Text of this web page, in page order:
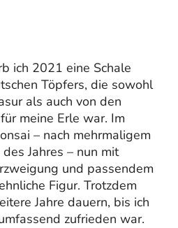
ich 2021 eine Schale
Töpfers, die sowohl
als auch von den
meine Erle war. Im
– nach mehrmaligem
Jahres – nun mit
und passendem
Figur. Trotzdem
Jahre dauern, bis ich
zufrieden war.